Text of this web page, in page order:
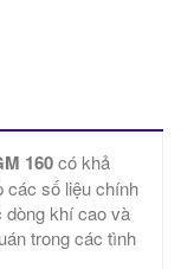
160có khả
các số liệu chính
dòng khí cao và
trong các tình